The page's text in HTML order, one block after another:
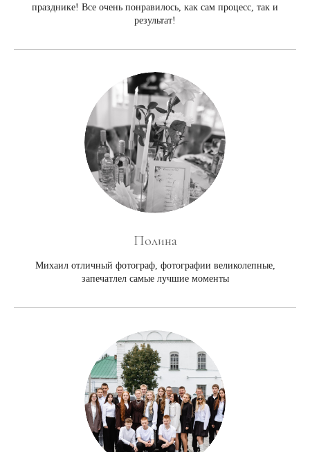
празднике! Все очень понравилось, как сам процесс, так и
результат!
Полина
Михаил отличный фотограф, фотографии великолепные,
запечатлел самые лучшие моменты